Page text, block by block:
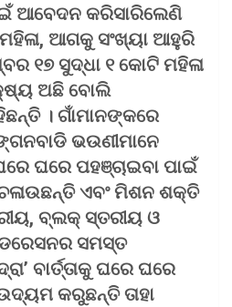
ଆବେଦନ କରିସାରିଲେଣି
ଆଗକୁ ସଂଖ୍ୟା ଆହୁରି
୧୭ ସୁଦ୍ଧା ୧ କୋଟି ମହିଳା
ଅଛି ବୋଲି
। ଗାଁମାନଙ୍କରେ
ଭଉଣୀମାନେ
ଘରେ ପହଞ୍ଚାଇବା ପାଇଁ
ଏବଂ ମିଶନ ଶକ୍ତି
ବ୍ଲକ୍‌ ସ୍ତରୀୟ ଓ
ସମସ୍ତ
ବାର୍ତ୍ତାକୁ ଘରେ ଘରେ
କରୁଛନ୍ତି ତାହା